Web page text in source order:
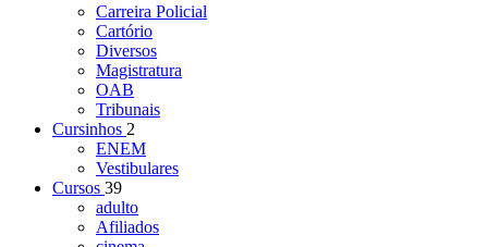
Carreira Policial
Cartório
Diversos
Magistratura
OAB
Tribunais
Cursinhos 2
ENEM
Vestibulares
Cursos 39
adulto
Afiliados